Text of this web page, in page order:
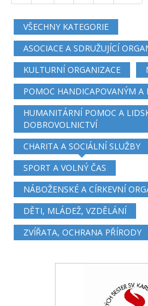
VŠECHNY KATEGORIE
ASOCIACE A SDRUŽUJÍCÍ
KULTURNÍ ORGANIZACE
POMOC HANDICAPOVANÝM A
HUMANITÁRNÍ POMOC A
DOBROVOLNICTVÍ
CHARITA A SOCIÁLNÍ SLUŽBY
SPORT A VOLNÝ ČAS
NÁBOŽENSKÉ A CÍRKEVNÍ
DĚTI, MLÁDEŽ, VZDĚLÁNÍ
ZVÍŘATA, OCHRANA PŘÍRODY